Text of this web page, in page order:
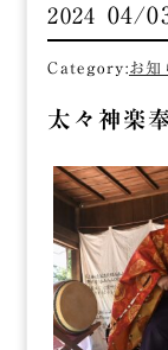
2024 04/
Category:お知
太々神楽